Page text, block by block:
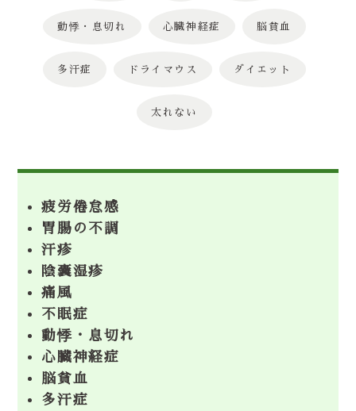
動悸・息切れ 心臓神経症 脳貧血
多汗症 ドライマウス ダイエット
太れない
疲労倦怠感
胃腸の不調
汗疹
陰嚢湿疹
痛風
不眠症
動悸・息切れ
心臓神経症
脳貧血
多汗症